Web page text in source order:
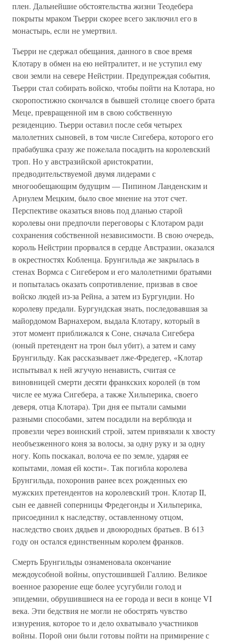
плен. Дальнейшие обстоятельства жизни Теодебера
покрыты мраком Тьерри скорее всего заключил его в
монастырь, если не умертвил.
Тьерри не сдержал обещания, данного в свое время
Клотару в обмен на ею нейтралитет, и не уступил ему
свои земли на севере Нейстрии. Предупреждая события,
Тьерри стал собирать войско, чтобы пойти на Клотара, но
скоропостижно скончался в бывшей столице своего брата
Меце, превращенной им в свою собственную
резиденцию. Тьерри оставил после себя четырех
малолетних сыновей, в том числе Сигебера, которого его
прабабушка сразу же пожелала посадить на королевский
троп. Но у австразийской аристократии,
предводительствуемой двумя лидерами с
многообещающим будущим — Пипином Ланденским и
Арнулем Мецким, было свое мнение на этот счет.
Перспективе оказаться вновь под дланью старой
королевы они предпочли переговоры с Клотаром ради
сохранения собственной независимости. В свою очередь,
король Нейстрии прорвался в сердце Австразии, оказался
в окрестностях Кобленца. Брунгильда же закрылась в
стенах Вормса с Сигебером и его малолетними братьями
и попыталась оказать сопротивление, призвав в свое
войско людей из-за Рейна, а затем из Бургундии. Но
королеву предали. Бургундская знать, последовавшая за
майордомом Варнахером, выдала Клотару, который в
этот момент приближался к Соне, сначала Сигебера
(юный претендент на трон был убит), а затем и саму
Брунгильду. Как рассказывает лже-Фредегер, «Клотар
испытывал к ней жгучую ненависть, считая се
виновницей смерти десяти франкских королей (в том
числе ее мужа Сигебера, а также Хильперика, своего
деверя, отца Клотара). Три дня ее пытали самыми
разными способами, затем посадили на верблюда и
провезли через воинский строй, затем привязали к хвосту
необъезженного коня за волосы, за одну руку и за одну
ногу. Копь поскакал, волоча ее по земле, ударяя ее
копытами, ломая ей кости». Так погибла королева
Брунгильда, похоронив ранее всех рожденных ею
мужских претендентов на королевский трон. Клотар II,
сын ее давней соперницы Фредегонды и Хильперика,
присоединил к наследству, оставленному отцом,
наследство своих дядьев и двоюродных братьев. В 613
году он остался единственным королем франков.
Смерть Брунгильды ознаменовала окончание
междоусобной войны, опустошившей Галлию. Великое
военное разорение еще более усугубили голод и
эпидемии, обрушившиеся на ее города и веси в конце VI
века. Эти бедствия не могли не обострять чувство
изнурения, которое то и дело охватывало участников
войны. Порой они были готовы пойти на примирение с